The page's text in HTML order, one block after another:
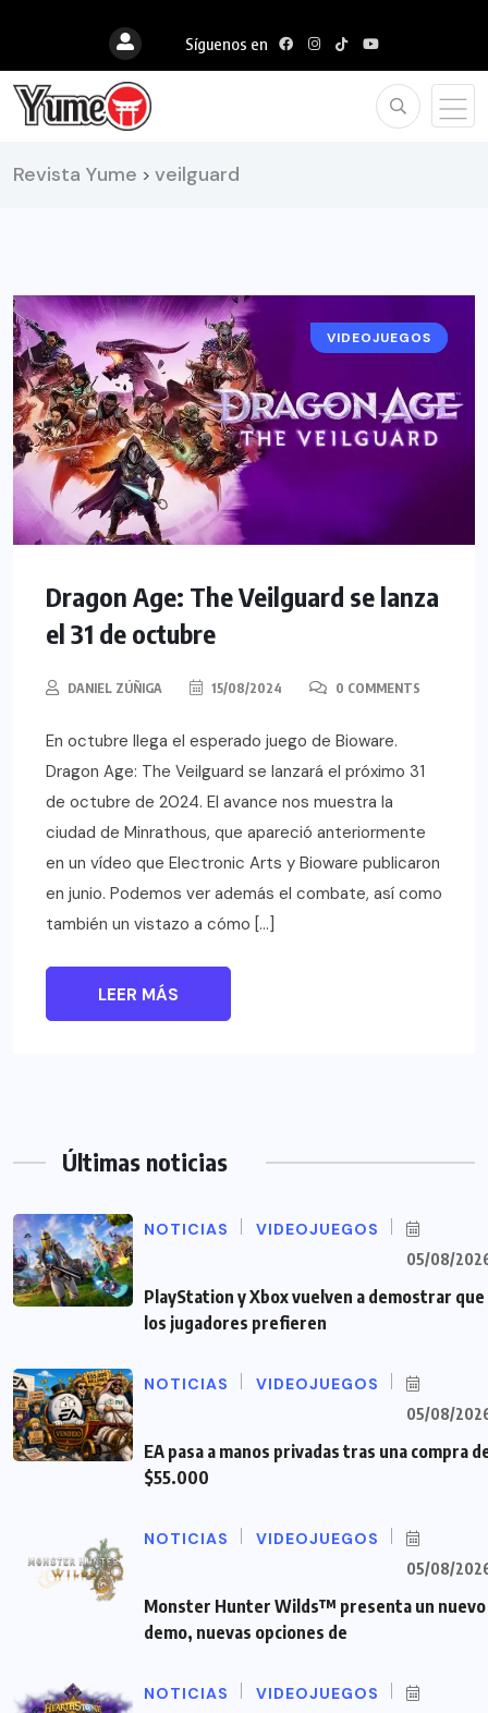
Síguenos en
Revista Yume > veilguard
NOTICIAS
VIDEOJUEGOS
Dragon Age: The Veilguard se lanza
el 31 de octubre
DANIEL ZÚÑIGA 15/08/2024 0 COMMENTS
En octubre llega el esperado juego de Bioware.
Dragon Age: The Veilguard se lanzará el próximo 31
de octubre de 2024. El avance nos muestra la
ciudad de Minrathous, que apareció anteriormente
en un vídeo que Electronic Arts y Bioware publicaron
en junio. Podemos ver además el combate, así como
también un vistazo a cómo […]
LEER MÁS
Últimas noticias
NOTICIAS VIDEOJUEGOS
05/08/
PlayStation y Xbox vuelven a demostrar que
los jugadores prefieren
NOTICIAS VIDEOJUEGOS
05/08/
EA pasa a manos privadas tras una compra
$55.000
NOTICIAS VIDEOJUEGOS
05/08/
Monster Hunter Wilds™ presenta un nuevo
demo, nuevas opciones de
NOTICIAS VIDEOJUEGOS